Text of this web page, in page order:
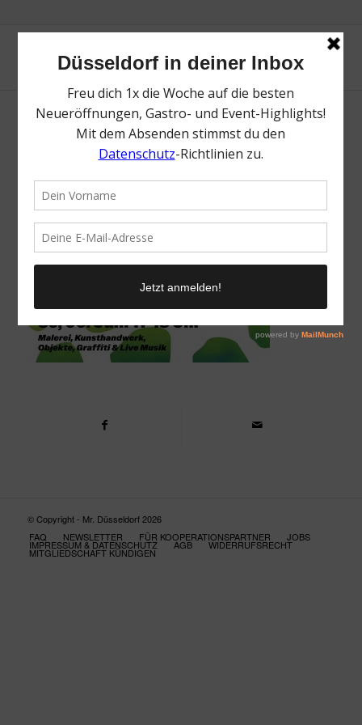
Kunst ab Werk | Mr. Düsseldorf |
© Copyright - Mr. Düsseldorf 2026
FAQ
NEWSLETTER FÜR KOOPERATIONSPARTNER JOBS
IMPRESSUM & DATENSCHUTZ AGB WIDERRUFSRECHT
MITGLIEDSCHAFT KÜNDIGEN